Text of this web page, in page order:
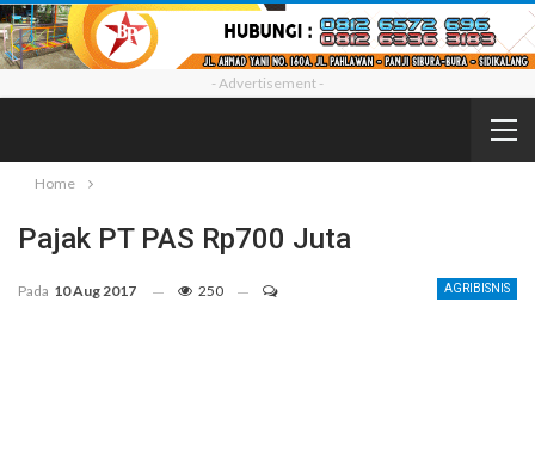
- Advertisement -
Home
Pajak PT PAS Rp700 Juta
AGRIBISNIS
Pada 10 Aug 2017 250